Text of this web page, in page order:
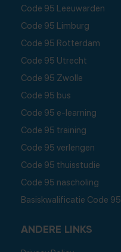
Code 95 Leeuwarden
Code 95 Limburg
Code 95 Rotterdam
Code 95 Utrecht
Code 95 Zwolle
Code 95 bus
Code 95 e-learning
Code 95 training
Code 95 verlengen
Code 95 thuisstudie
Code 95 nascholing
Basiskwalificatie Code 95
ANDERE LINKS